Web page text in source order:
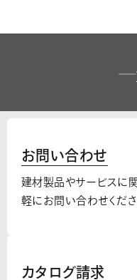
お問い合わせ
建材製品やサービスに関
軽にお問い合わせくださ
カタログ請求